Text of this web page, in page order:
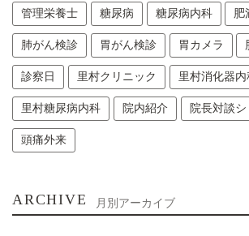
管理栄養士 糖尿病 糖尿病内科 肥
肺がん検診 胃がん検診 胃カメラ
診察日 里村クリニック 里村消化器内
里村糖尿病内科 院内紹介 院長対談
頭痛外来
ARCHIVE 月別アーカイブ